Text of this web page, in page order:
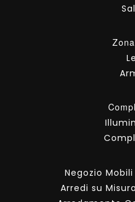
Negozio
Arredi su